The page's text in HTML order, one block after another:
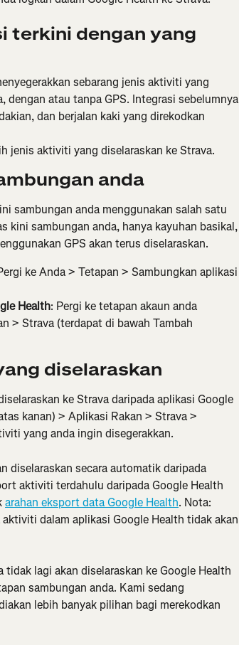
terkini dengan yang
sebarang jenis aktiviti yang
dengan atau tanpa GPS. Integrasi sebelumnya
dan berjalan kaki yang direkodkan
jenis aktiviti yang diselaraskan ke Strava.
anda
sambungan anda menggunakan salah satu
kini sambungan anda, hanya kayuhan basikal,
GPS akan terus diselaraskan.
ke Anda > Tetapan > Sambungkan aplikasi
Health: Pergi ke tetapan akaun anda
> Strava (terdapat di bawah Tambah
diselaraskan
ke Strava daripada aplikasi Google
kanan) > Aplikasi Rakan > Strava >
yang anda ingin disegerakkan.
diselaraskan secara automatik daripada
aktiviti terdahulu daripada Google Health
arahan eksport data Google Health. Nota:
dalam aplikasi Google Health tidak akan
lagi akan diselaraskan ke Google Health
sambungan anda. Kami sedang
lebih banyak pilihan bagi merekodkan